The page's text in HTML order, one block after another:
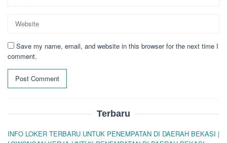
Save my name, email, and website in this browser for the next time I
comment.
Terbaru
INFO LOKER TERBARU UNTUK PENEMPATAN DI DAERAH BEKASI |